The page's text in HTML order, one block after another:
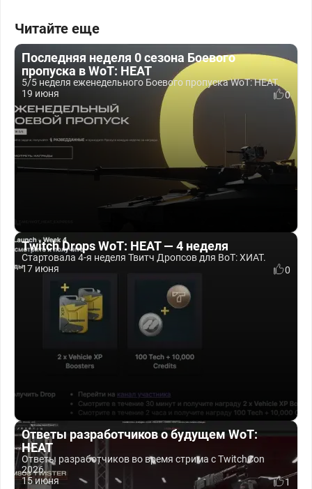
Читайте еще
Последняя неделя 0 сезона Боевого
пропуска в WoT: HEAT
5/5 неделя еженедельного Боевого пропуска WoT: HEAT.
19 июня
0
Twitch Drops WoT: HEAT — 4 неделя
Стартовала 4-я неделя Твитч Дропсов для ВоТ: ХИАТ.
17 июня
0
Ответы разработчиков о будущем WoT:
HEAT
Ответы разработчиков во время стрима с TwitchCon
2026.
15 июня
1